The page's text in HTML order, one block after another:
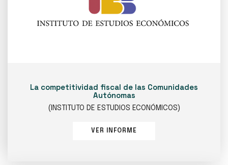
La competitividad fiscal de las Comunidades
Autónomas
(INSTITUTO DE ESTUDIOS ECONÓMICOS)
VER INFORME